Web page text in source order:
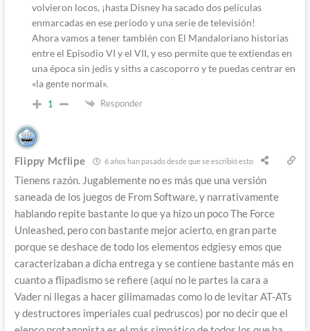
volvieron locos, ¡hasta Disney ha sacado dos películas
enmarcadas en ese periodo y una serie de televisión!
Ahora vamos a tener también con El Mandaloriano historias
entre el Episodio VI y el VII, y eso permite que te extiendas en
una época sin jedis y siths a cascoporro y te puedas centrar en
«la gente normal».
1 Responder
Flippy Mcflipe 6 años han pasado desde que se escribió esto
Tienens razón. Jugablemente no es más que una versión
saneada de los juegos de From Software, y narrativamente
hablando repite bastante lo que ya hizo un poco The Force
Unleashed, pero con bastante mejor acierto, en gran parte
porque se deshace de todo los elementos edgiesy emos que
caracterizaban a dicha entrega y se contiene bastante más en
cuanto a flipadismo se refiere (aquí no le partes la cara a
Vader ni llegas a hacer gilimamadas como lo de levitar AT-ATs
y destructores imperiales cual pedruscos) por no decir que el